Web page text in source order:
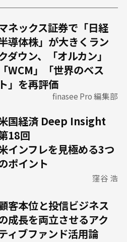
ネックス証券で「日経
導体株」が大きくラン
ダウン、「オルカン」
「WCM」「世界のベス
ト」を再評価
finasee Pro 編集部
国経済 Deep Insight
18回
インフレを見極める3つ
ポイント
窪谷 浩
客本位と投信ビジネス
成長を両立させるアク
ィブファンド活用論